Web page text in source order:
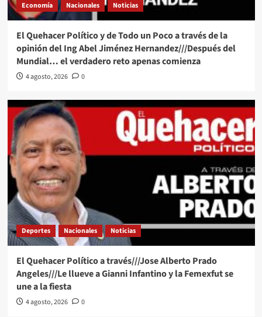
Economía Nacionales Noticias
El Quehacer Político y de Todo un Poco a través de la
opinión del Ing Abel Jiménez Hernandez///Después del
Mundial… el verdadero reto apenas comienza
4 agosto, 2026 0
Deportes Nacionales Noticias
El Quehacer Político a través///Jose Alberto Prado
Angeles///Le llueve a Gianni Infantino y la Femexfut se
une a la fiesta
4 agosto, 2026 0